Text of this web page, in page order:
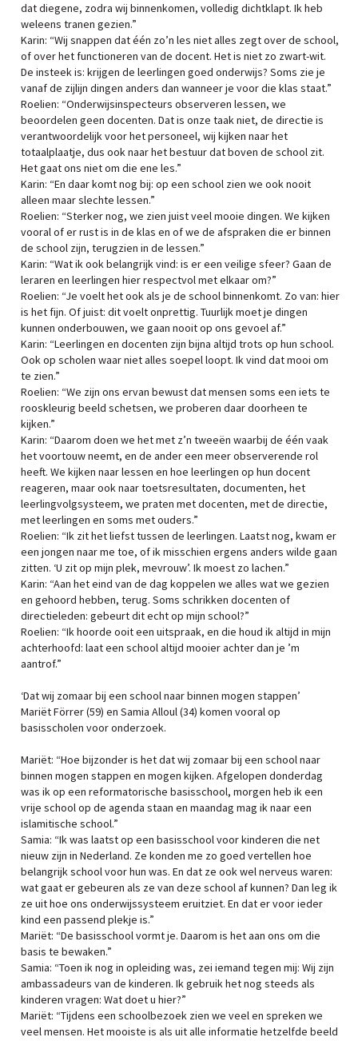
dat diegene, zodra wij binnenkomen, volledig dichtklapt. Ik heb
weleens tranen gezien.”
Karin: “Wij snappen dat één zo’n les niet alles zegt over de school,
of over het functioneren van de docent. Het is niet zo zwart-wit.
De insteek is: krijgen de leerlingen goed onderwijs? Soms zie je
vanaf de zijlijn dingen anders dan wanneer je voor die klas staat.”
Roelien: “Onderwijsinspecteurs observeren lessen, we
beoordelen geen docenten. Dat is onze taak niet, de directie is
verantwoordelijk voor het personeel, wij kijken naar het
totaalplaatje, dus ook naar het bestuur dat boven de school zit.
Het gaat ons niet om die ene les.”
Karin: “En daar komt nog bij: op een school zien we ook nooit
alleen maar slechte lessen.”
Roelien: “Sterker nog, we zien juist veel mooie dingen. We kijken
vooral of er rust is in de klas en of we de afspraken die er binnen
de school zijn, terugzien in de lessen.”
Karin: “Wat ik ook belangrijk vind: is er een veilige sfeer? Gaan de
leraren en leerlingen hier respectvol met elkaar om?”
Roelien: “Je voelt het ook als je de school binnenkomt. Zo van: hier
is het fijn. Of juist: dit voelt onprettig. Tuurlijk moet je dingen
kunnen onderbouwen, we gaan nooit op ons gevoel af.”
Karin: “Leerlingen en docenten zijn bijna altijd trots op hun school.
Ook op scholen waar niet alles soepel loopt. Ik vind dat mooi om
te zien.”
Roelien: “We zijn ons ervan bewust dat mensen soms een iets te
rooskleurig beeld schetsen, we proberen daar doorheen te
kijken.”
Karin: “Daarom doen we het met z’n tweeën waarbij de één vaak
het voortouw neemt, en de ander een meer observerende rol
heeft. We kijken naar lessen en hoe leerlingen op hun docent
reageren, maar ook naar toetsresultaten, documenten, het
leerlingvolgsysteem, we praten met docenten, met de directie,
met leerlingen en soms met ouders.”
Roelien: “Ik zit het liefst tussen de leerlingen. Laatst nog, kwam er
een jongen naar me toe, of ik misschien ergens anders wilde gaan
zitten. ‘U zit op mijn plek, mevrouw’. Ik moest zo lachen.”
Karin: “Aan het eind van de dag koppelen we alles wat we gezien
en gehoord hebben, terug. Soms schrikken docenten of
directieleden: gebeurt dit echt op mijn school?”
Roelien: “Ik hoorde ooit een uitspraak, en die houd ik altijd in mijn
achterhoofd: laat een school altijd mooier achter dan je ’m
aantrof.”
‘Dat wij zomaar bij een school naar binnen mogen stappen’
Mariët Förrer (59) en Samia Alloul (34) komen vooral op
basisscholen voor onderzoek.
Mariët: “Hoe bijzonder is het dat wij zomaar bij een school naar
binnen mogen stappen en mogen kijken. Afgelopen donderdag
was ik op een reformatorische basisschool, morgen heb ik een
vrije school op de agenda staan en maandag mag ik naar een
islamitische school.”
Samia: “Ik was laatst op een basisschool voor kinderen die net
nieuw zijn in Nederland. Ze konden me zo goed vertellen hoe
belangrijk school voor hun was. En dat ze ook wel nerveus waren:
wat gaat er gebeuren als ze van deze school af kunnen? Dan leg ik
ze uit hoe ons onderwijssysteem eruitziet. En dat er voor ieder
kind een passend plekje is.”
Mariët: “De basisschool vormt je. Daarom is het aan ons om die
basis te bewaken.”
Samia: “Toen ik nog in opleiding was, zei iemand tegen mij: Wij zijn
ambassadeurs van de kinderen. Ik gebruik het nog steeds als
kinderen vragen: Wat doet u hier?”
Mariët: “Tijdens een schoolbezoek zien we veel en spreken we
veel mensen. Het mooiste is als uit alle informatie hetzelfde beeld